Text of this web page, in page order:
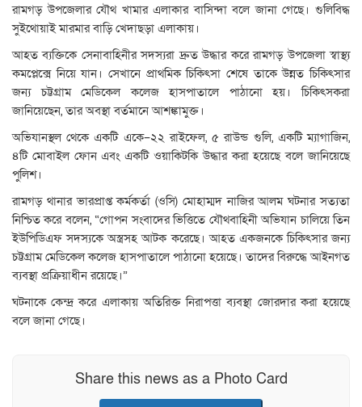
রামগড় উপজেলার যৌথ খামার এলাকার বাসিন্দা বলে জানা গেছে। গুলিবিদ্ধ
সুইথোয়াই মারমার বাড়ি খেদাছড়া এলাকায়।
আহত ব্যক্তিকে সেনাবাহিনীর সদস্যরা দ্রুত উদ্ধার করে রামগড় উপজেলা স্বাস্থ্য
কমপ্লেক্সে নিয়ে যান। সেখানে প্রাথমিক চিকিৎসা শেষে তাকে উন্নত চিকিৎসার
জন্য চট্টগ্রাম মেডিকেল কলেজ হাসপাতালে পাঠানো হয়। চিকিৎসকরা
জানিয়েছেন, তার অবস্থা বর্তমানে আশঙ্কামুক্ত।
অভিযানস্থল থেকে একটি একে–২২ রাইফেল, ৫ রাউন্ড গুলি, একটি ম্যাগাজিন,
৪টি মোবাইল ফোন এবং একটি ওয়াকিটকি উদ্ধার করা হয়েছে বলে জানিয়েছে
পুলিশ।
রামগড় থানার ভারপ্রাপ্ত কর্মকর্তা (ওসি) মোহাম্মদ নাজির আলম ঘটনার সত্যতা
নিশ্চিত করে বলেন, “গোপন সংবাদের ভিত্তিতে যৌথবাহিনী অভিযান চালিয়ে তিন
ইউপিডিএফ সদস্যকে অস্ত্রসহ আটক করেছে। আহত একজনকে চিকিৎসার জন্য
চট্টগ্রাম মেডিকেল কলেজ হাসপাতালে পাঠানো হয়েছে। তাদের বিরুদ্ধে আইনগত
ব্যবস্থা প্রক্রিয়াধীন রয়েছে।”
ঘটনাকে কেন্দ্র করে এলাকায় অতিরিক্ত নিরাপত্তা ব্যবস্থা জোরদার করা হয়েছে
বলে জানা গেছে।
Share this news as a Photo Card